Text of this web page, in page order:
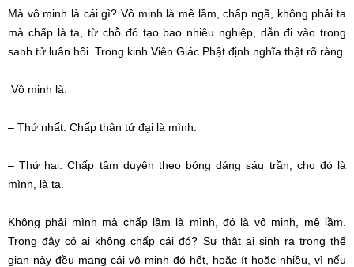
Mà vô minh là cái gì? Vô minh là mê lầm, chấp ngã, không phải ta
mà chấp là ta, từ chỗ đó tạo bao nhiêu nghiệp, dẫn đi vào trong
sanh tử luân hồi. Trong kinh Viên Giác Phật định nghĩa thật rõ ràng.
Vô minh là:
– Thứ nhất: Chấp thân tứ đại là mình.
– Thứ hai: Chấp tâm duyên theo bóng dáng sáu trần, cho đó là
mình, là ta.
Không phải mình mà chấp lầm là mình, đó là vô minh, mê lầm.
Trong đây có ai không chấp cái đó? Sự thật ai sinh ra trong thế
gian này đều mang cái vô minh đó hết, hoặc ít hoặc nhiều, vì nếu